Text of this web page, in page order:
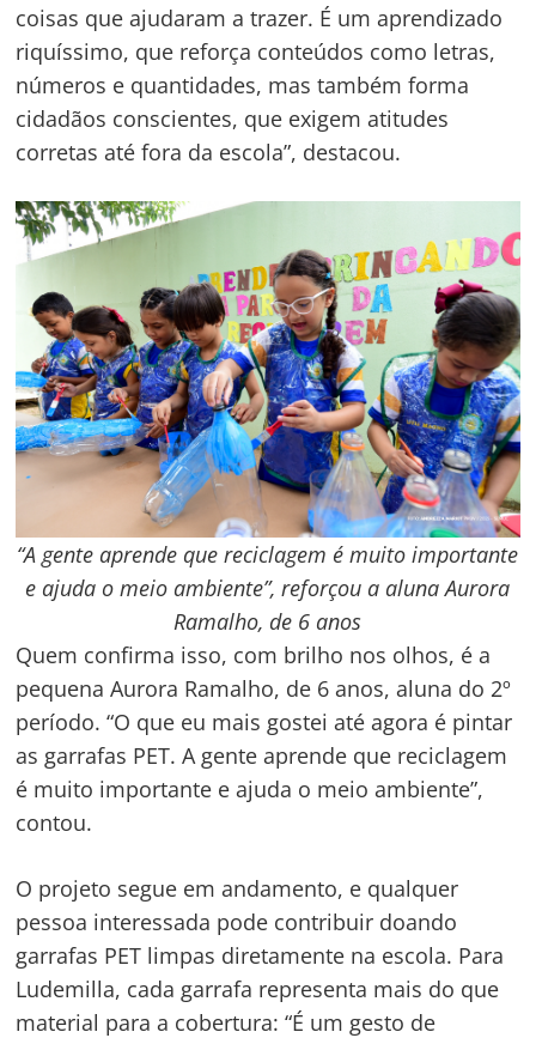
coisas que ajudaram a trazer. É um aprendizado
riquíssimo, que reforça conteúdos como letras,
números e quantidades, mas também forma
cidadãos conscientes, que exigem atitudes
corretas até fora da escola”, destacou.
“A gente aprende que reciclagem é muito importante
e ajuda o meio ambiente”, reforçou a aluna Aurora
Ramalho, de 6 anos
Quem confirma isso, com brilho nos olhos, é a
pequena Aurora Ramalho, de 6 anos, aluna do 2º
período. “O que eu mais gostei até agora é pintar
as garrafas PET. A gente aprende que reciclagem
é muito importante e ajuda o meio ambiente”,
contou.
O projeto segue em andamento, e qualquer
pessoa interessada pode contribuir doando
garrafas PET limpas diretamente na escola. Para
Ludemilla, cada garrafa representa mais do que
material para a cobertura: “É um gesto de